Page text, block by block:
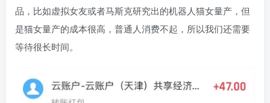
品，比如虚拟女友或者马斯克研究出的机器人猫女量产，但
是猫女量产的成本很高，普通人消费不起，所以我们还需要
等待很长时间。